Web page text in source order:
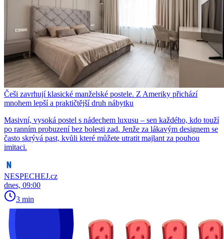
Češi zavrhují klasické manželské postele. Z Ameriky přichází
mnohem lepší a praktičtější druh nábytku
Masivní, vysoká postel s nádechem luxusu – sen každého, kdo touží
po ranním probuzení bez bolesti zad. Jenže za lákavým designem se
často skrývá past, kvůli které můžete utratit majlant za pouhou
imitaci.
NESPECHEJ.cz
dnes, 09:00
3 min